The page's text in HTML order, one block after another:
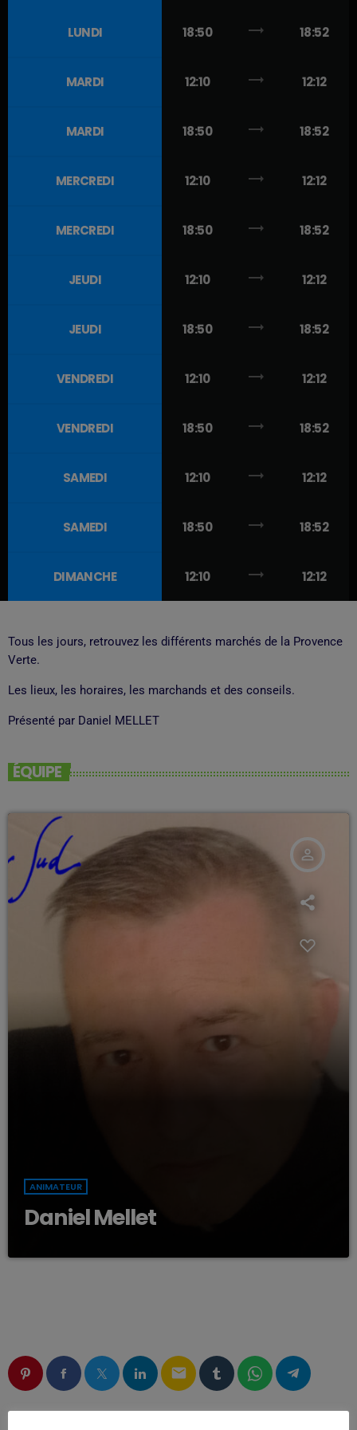
LUNDI 18:50 trending_flat 18:52
MARDI 12:10 trending_flat 12:12
MARDI 18:50 trending_flat 18:52
MERCREDI 12:10 trending_flat 12:12
MERCREDI 18:50 trending_flat 18:52
JEUDI 12:10 trending_flat 12:12
JEUDI 18:50 trending_flat 18:52
VENDREDI 12:10 trending_flat 12:12
VENDREDI 18:50 trending_flat 18:52
SAMEDI 12:10 trending_flat 12:12
SAMEDI 18:50 trending_flat 18:52
DIMANCHE 12:10 trending_flat 12:12
Tous les jours, retrouvez les différents marchés de la Provence
Verte.
Les lieux, les horaires, les marchands et des conseils.
Présenté par Daniel MELLET
ÉQUIPE
person_outline
ANIMATEUR
Daniel Mellet
email